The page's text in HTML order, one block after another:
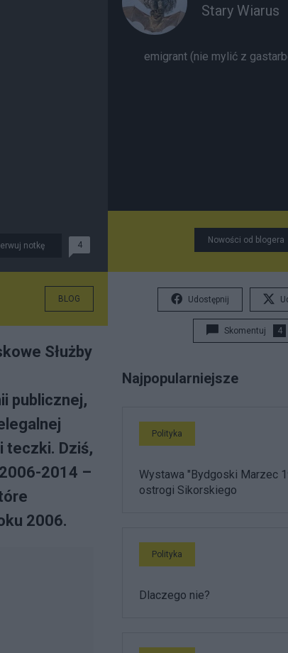
notkę 4
BLOG
Służby
publicznej,
teczki. Dziś,
2014 –
2006.
Stary Wiarus
emigrant (nie mylić z
Nowości od blogera
Udostępnij
Skomentuj 4
Najpopularniejsze
Polityka
Wystawa "Bydgoski Marzec
ostrogi Sikorskiego
Polityka
Dlaczego nie?